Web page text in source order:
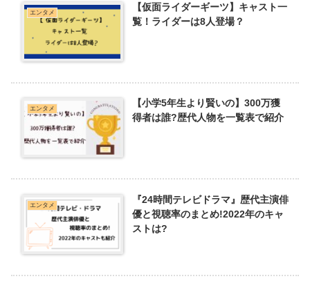
エンタメ
【仮面ライダーギーツ】キャスト一
覧！ライダーは8人登場？
エンタメ
【小学5年生より賢いの】300万獲
得者は誰?歴代人物を一覧表で紹介
エンタメ
『24時間テレビドラマ』歴代主演俳
優と視聴率のまとめ!2022年のキャ
ストは?